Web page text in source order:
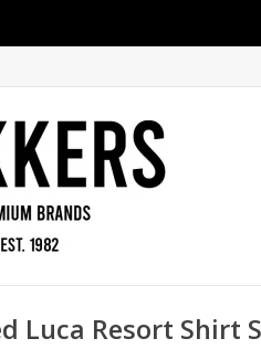
Luca Resort Shirt